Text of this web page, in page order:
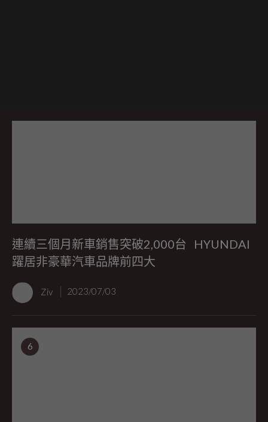
連續三個月新車銷售突破2,000台 HYUNDAI
躍居非豪華汽車品牌前四大
Ziv 2023/07/03
6